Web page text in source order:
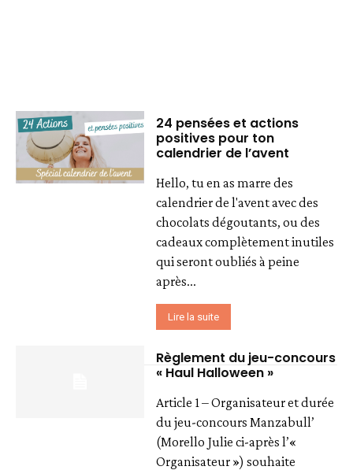
24 pensées et actions
positives pour ton
calendrier de l’avent
Hello, tu en as marre des
calendrier de l'avent avec des
chocolats dégoutants, ou des
cadeaux complètement inutiles
qui seront oubliés à peine
après...
Lire la suite
Règlement du jeu-concours
« Haul Halloween »
Article 1 – Organisateur et durée
du jeu-concours Manzabull’
(Morello Julie ci-après l’«
Organisateur ») souhaite